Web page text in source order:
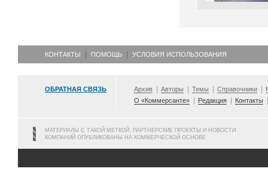
КОНТАКТЫ ПОМОЩЬ УСЛОВИЯ ИСПОЛЬЗОВАНИЯ
ОБРАТНАЯ СВЯЗЬ Архив Авторы Темы Справочники
О «Коммерсанте»
Редакция Контакты
МАТЕРИАЛЫ С ТАКОЙ МЕТКОЙ, ПАРТНЕРСКИЕ ПРОЕКТЫ И НОВОСТИ
КОМПАНИЙ ОПУБЛИКОВАНЫ НА КОММЕРЧЕСКОЙ ОСНОВЕ